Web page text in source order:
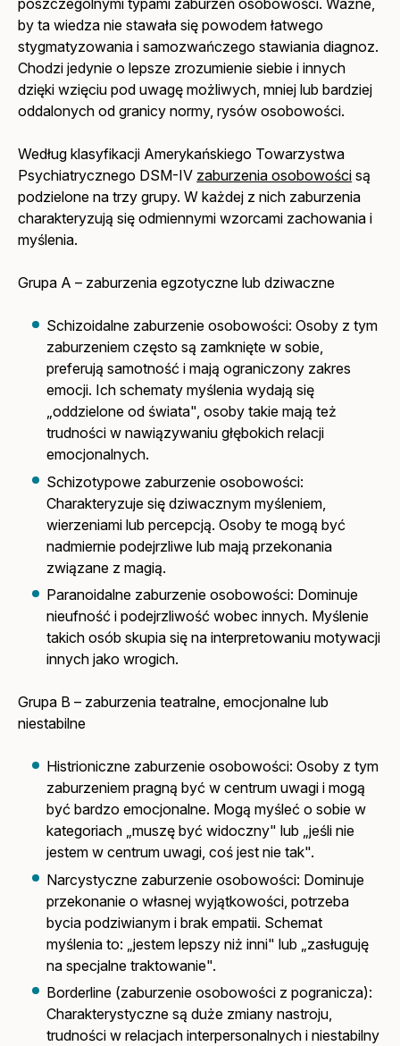
poszczególnymi typami zaburzeń osobowości. Ważne,
by ta wiedza nie stawała się powodem łatwego
stygmatyzowania i samozwańczego stawiania diagnoz.
Chodzi jedynie o lepsze zrozumienie siebie i innych
dzięki wzięciu pod uwagę możliwych, mniej lub bardziej
oddalonych od granicy normy, rysów osobowości.
Według klasyfikacji Amerykańskiego Towarzystwa
Psychiatrycznego DSM-IV zaburzenia osobowości są
podzielone na trzy grupy. W każdej z nich zaburzenia
charakteryzują się odmiennymi wzorcami zachowania i
myślenia.
Grupa A – zaburzenia egzotyczne lub dziwaczne
Schizoidalne zaburzenie osobowości: Osoby z tym
zaburzeniem często są zamknięte w sobie,
preferują samotność i mają ograniczony zakres
emocji. Ich schematy myślenia wydają się
„oddzielone od świata", osoby takie mają też
trudności w nawiązywaniu głębokich relacji
emocjonalnych.
Schizotypowe zaburzenie osobowości:
Charakteryzuje się dziwacznym myśleniem,
wierzeniami lub percepcją. Osoby te mogą być
nadmiernie podejrzliwe lub mają przekonania
związane z magią.
Paranoidalne zaburzenie osobowości: Dominuje
nieufność i podejrzliwość wobec innych. Myślenie
takich osób skupia się na interpretowaniu motywacji
innych jako wrogich.
Grupa B – zaburzenia teatralne, emocjonalne lub
niestabilne
Histrioniczne zaburzenie osobowości: Osoby z tym
zaburzeniem pragną być w centrum uwagi i mogą
być bardzo emocjonalne. Mogą myśleć o sobie w
kategoriach „muszę być widoczny" lub „jeśli nie
jestem w centrum uwagi, coś jest nie tak".
Narcystyczne zaburzenie osobowości: Dominuje
przekonanie o własnej wyjątkowości, potrzeba
bycia podziwianym i brak empatii. Schemat
myślenia to: „jestem lepszy niż inni" lub „zasługuję
na specjalne traktowanie".
Borderline (zaburzenie osobowości z pogranicza):
Charakterystyczne są duże zmiany nastroju,
trudności w relacjach interpersonalnych i niestabilny